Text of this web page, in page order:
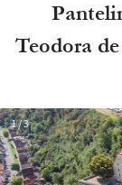
Teodora
2 / 3